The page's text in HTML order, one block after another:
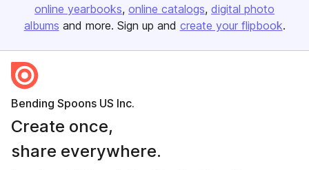
online yearbooks online catalogs digital photo
albums and more. Sign up and create your flipbook.
Bending Spoons US Inc.
Create once,
share everywhere.